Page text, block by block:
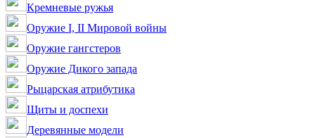
Кремневые ружья
Оружие I, II Мировой войны
Оружие гангстеров
Оружие Дикого запада
Рыцарская атрибутика
Щиты и доспехи
Деревянные модели